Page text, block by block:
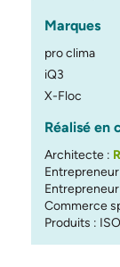
Marques
pro clima
iQ3
X-Floc
Réalisé en
Architecte :
Commerce
Produits :